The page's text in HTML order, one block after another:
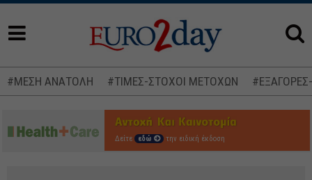
#ΜΕΣΗ ΑΝΑΤΟΛΗ #ΤΙΜΕΣ-ΣΤΟΧΟΙ ΜΕΤΟΧΩΝ
Δείτε εδώ την ειδική έκδοση